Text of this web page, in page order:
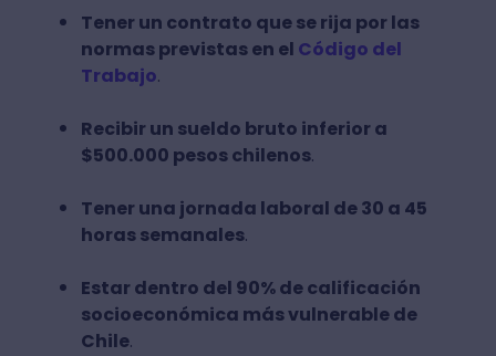
Tener un contrato que se rija por las
normas previstas en el Código del
Trabajo.
Recibir un sueldo bruto inferior a
$500.000 pesos chilenos.
Tener una jornada laboral de 30 a 45
horas semanales.
Estar dentro del 90% de calificación
socioeconómica más vulnerable de
Chile.